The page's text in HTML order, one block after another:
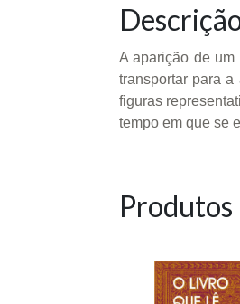
A aparição de um
transportar para
figuras
tempo em que se